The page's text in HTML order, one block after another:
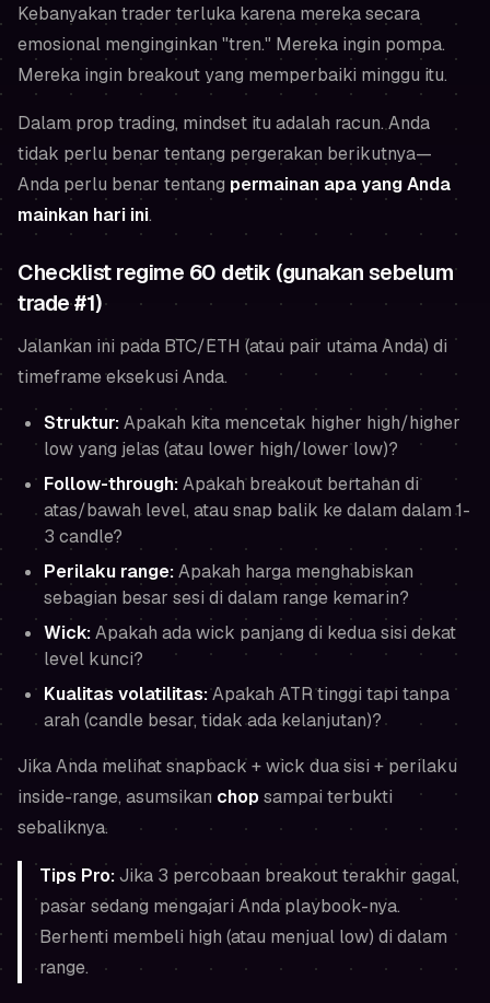
Kebanyakan trader terluka karena mereka secara
emosional menginginkan "tren." Mereka ingin pompa.
Mereka ingin breakout yang memperbaiki minggu itu.
Dalam prop trading, mindset itu adalah racun. Anda
tidak perlu benar tentang pergerakan berikutnya—
Anda perlu benar tentang permainan apa yang Anda
mainkan hari ini.
Checklist regime 60 detik (gunakan sebelum
trade #1)
Jalankan ini pada BTC/ETH (atau pair utama Anda) di
timeframe eksekusi Anda.
Struktur:Apakah kita mencetak higher high/higher
low yang jelas (atau lower high/lower low)?
Follow-through:Apakah breakout bertahan di
atas/bawah level, atau snap balik ke dalam dalam 1-
3 candle?
Perilaku range:Apakah harga menghabiskan
sebagian besar sesi di dalam range kemarin?
Wick:Apakah ada wick panjang di kedua sisi dekat
level kunci?
Kualitas volatilitas:Apakah ATR tinggi tapi tanpa
arah (candle besar, tidak ada kelanjutan)?
Jika Anda melihat snapback + wick dua sisi + perilaku
inside-range, asumsikan chopsampai terbukti
sebaliknya.
Tips Pro:Jika 3 percobaan breakout terakhir gagal,
pasar sedang mengajari Anda playbook-nya.
Berhenti membeli high (atau menjual low) di dalam
range.